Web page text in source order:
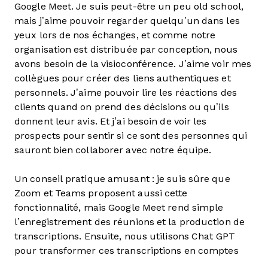
Google Meet. Je suis peut-être un peu old school,
mais j’aime pouvoir regarder quelqu’un dans les
yeux lors de nos échanges, et comme notre
organisation est distribuée par conception, nous
avons besoin de la visioconférence. J’aime voir mes
collègues pour créer des liens authentiques et
personnels. J’aime pouvoir lire les réactions des
clients quand on prend des décisions ou qu’ils
donnent leur avis. Et j’ai besoin de voir les
prospects pour sentir si ce sont des personnes qui
sauront bien collaborer avec notre équipe.
Un conseil pratique amusant : je suis sûre que
Zoom et Teams proposent aussi cette
fonctionnalité, mais Google Meet rend simple
l’enregistrement des réunions et la production de
transcriptions. Ensuite, nous utilisons Chat GPT
pour transformer ces transcriptions en comptes